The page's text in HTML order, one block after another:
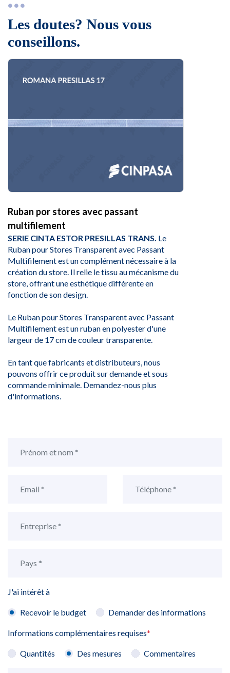
Les doutes? Nous vous
conseillons.
Ruban por stores avec passant
multifilement
SERIE CINTA ESTOR PRESILLAS TRANS. Le
Ruban pour Stores Transparent avec Passant
Multifilement est un complément nécessaire à la
création du store. Il relie le tissu au mécanisme du
store, offrant une esthétique différente en
fonction de son design.
Le Ruban pour Stores Transparent avec Passant
Multifilement est un ruban en polyester d'une
largeur de 17 cm de couleur transparente.
En tant que fabricants et distributeurs, nous
pouvons offrir ce produit sur demande et sous
commande minimale. Demandez-nous plus
d'informations.
J'ai intérêt à
Recevoir le budget Demander des informations
Informations complémentaires requises*
Quantités Des mesures Commentaires